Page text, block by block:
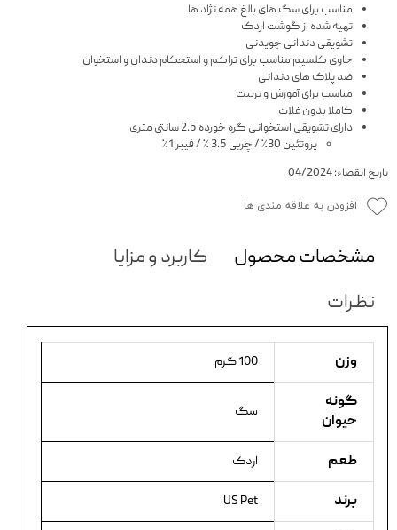
مناسب برای سگ های بالغ همه نژاد ها
تهیه شده از گوشت اردک
تشویقی دندانی جویدنی
حاوی کلسیم مناسب برای تراکم و استحکام دندان و استخوان
ضد پلاک های دندانی
مناسب برای آموزش و تربیت
کاملا بدون غلات
دارای تشویقی استخوانی گره خورده 2.5 سانتی متری
پروتئین 30٪ / چربی 3.5 ٪‌ / فیبر 1٪
تاریخ انقضاء: 04/2024
افزودن به علاقه مندی ها
مشخصات محصول
کاربرد و مزایا
نظرات
وزن 100 گرم
گونه
حیوان
سگ
طعم اردک
برند US Pet